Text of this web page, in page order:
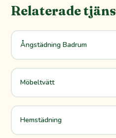
Relaterade
Ångstädning Badrum
Möbeltvätt
Hemstädning